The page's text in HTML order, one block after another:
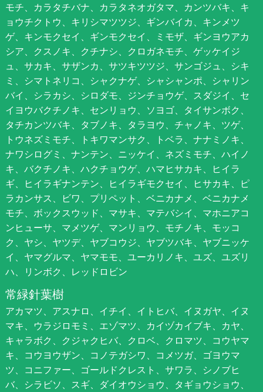
モチ、カラタチバナ、カラタネオガタマ、カンツバキ、キ
ョウチクトウ、キリシマツツジ、ギンバイカ、キンメツ
ゲ、キンモクセイ、ギンモクセイ、ミモザ、ギンヨウアカ
シア、クスノキ、クチナシ、クロガネモチ、ゲッケイジ
ュ、サカキ、サザンカ、サツキツツジ、サンゴジュ、シキ
ミ、シマトネリコ、シャクナゲ、シャシャンポ、シャリン
バイ、シラカシ、シロダモ、ジンチョウゲ、スダジイ、セ
イヨウバクチノキ、センリョウ、ソヨゴ、タイサンボク、
タチカンツバキ、タブノキ、タラヨウ、チャノキ、ツゲ、
トウネズミモチ、トキワマンサク、トベラ、ナナミノキ、
ナワシログミ、ナンテン、ニッケイ、ネズミモチ、ハイノ
キ、バクチノキ、ハクチョウゲ、ハマヒサカキ、ヒイラ
ギ、ヒイラギナンテン、ヒイラギモクセイ、ヒサカキ、ピ
ラカンサス、ビワ、プリペット、ベニカナメ、ベニカナメ
モチ、ボックスウッド、マサキ、マテバシイ、マホニアコ
ンヒューサ、マメツゲ、マンリョウ、モチノキ、モッコ
ク、ヤシ、ヤツデ、ヤブコウジ、ヤブツバキ、ヤブニッケ
イ、ヤマグルマ、ヤマモモ、ユーカリノキ、ユズ、ユズリ
ハ、リンボク、レッドロビン
常緑針葉樹
アカマツ、アスナロ、イチイ、イトヒバ、イヌガヤ、イヌ
マキ、ウラジロモミ、エゾマツ、カイヅカイブキ、カヤ、
キャラボク、クジャクヒバ、クロベ、クロマツ、コウヤマ
キ、コウヨウザン、コノテガシワ、コメツガ、ゴヨウマ
ツ、コニファー、ゴールドクレスト、サワラ、シノブヒ
バ、シラビソ、スギ、ダイオウショウ、タギョウショウ、